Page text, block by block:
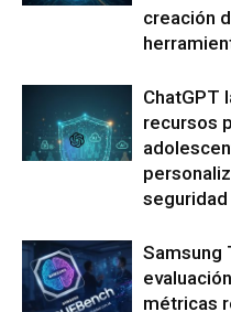
creación
ChatGPT
recursos
seguridad
Samsung
métricas